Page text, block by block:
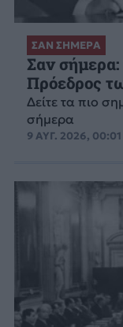
ΣΑΝ ΣΗΜΕΡΑ
Σαν σήμερα:
Πρόεδρος
Δείτε τα πιο
σήμερα
9 ΑΥΓ. 2026, 00:01